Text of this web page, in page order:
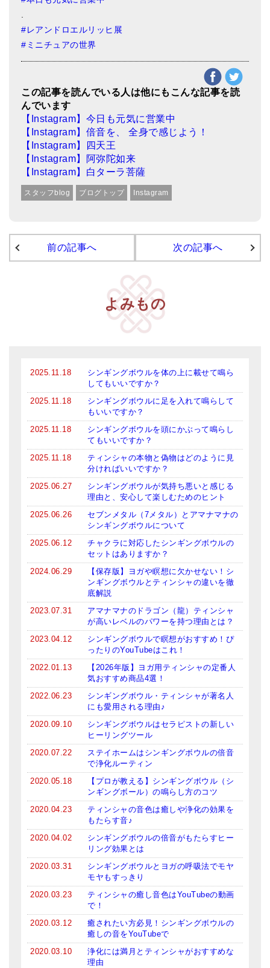
アウトレット
神々とつながるジュエリー
ヒーリング・マンダラポスター
ロゴステッカー・ポストカード各種
亡命チベット人尼僧のお守り・チャーム
チベット・マントラ・ヒーリングCD
シンギングボウル講座
●初級講座
メールお便り登録
LINEお友だち登録
お客様の声
ブログ
#レアンドロエルリッヒ展
# ミニチュアの世界
この記事を読んでいる人は他にもこんな記事を読
んでいます
【Instagram】今日も元気に営業中
【Instagram】倍音を、 全身で感じよう！
【Instagram】四天王
【Instagram】阿弥陀如来
【Instagram】白ターラ菩薩
スタッフblog ブログトップ Instagram
前の記事へ 次の記事へ
よみもの
2025.11.18
シンギングボウルを体の上に載せて鳴ら
してもいいですか？
2025.11.18
シンギングボウルに足を入れて鳴らして
もいいですか？
2025.11.18
シンギングボウルを頭にかぶって鳴らし
てもいいですか？
2025.11.18
ティンシャの本物と偽物はどのように見
分ければいいですか？
2025.06.27
シンギングボウルが気持ち悪いと感じる
理由と、安心して楽しむためのヒント
2025.06.26
セブンメタル（7メタル）とアマナマナの
シンギングボウルについて
2025.06.12
チャクラに対応したシンギングボウルの
セットはありますか？
2024.06.29
【保存版】ヨガや瞑想に欠かせない！シ
ンギングボウルとティンシャの違いを徹
底解説
2023.07.31
アマナマナのドラゴン（龍）ティンシャ
が高いレベルのパワーを持つ理由とは？
2023.04.12
シンギングボウルで瞑想がおすすめ！ぴ
ったりのYouTubeはこれ！
2022.01.13
【2026年版】ヨガ用ティンシャの定番人
気おすすめ商品4選！
2022.06.23
シンギングボウル・ティンシャが著名人
にも愛用される理由♪
2020.09.10
シンギングボウルはセラピストの新しい
ヒーリングツール
2020.07.22
ステイホームはシンギングボウルの倍音
で浄化ルーティン
2020.05.18
【プロが教える】シンギングボウル（シ
ンギングボール）の鳴らし方のコツ
2020.04.23
ティンシャの音色は癒しや浄化の効果を
もたらす音♪
2020.04.02
シンギングボウルの倍音がもたらすヒー
リング効果とは
2020.03.31
シンギングボウルとヨガの呼吸法でモヤ
モヤもすっきり
2020.03.23
ティンシャの癒し音色はYouTubeの動画
で！
2020.03.12
癒されたい方必見！シンギングボウルの
癒しの音をYouTubeで
2020.03.10
浄化には満月とティンシャがおすすめな
理由